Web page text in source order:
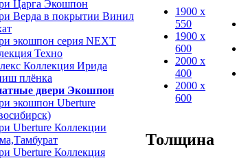
Царга Экошпон
Верда в покрытии Винил
экошпон серия NEXT
Техно
Коллекция Ирида
плёнка
двери Экошпон
экошпон Uberture
Uberture Коллекции
Uberture Коллекция
1900 х
550
1900 х
600
2000 х
400
2000 х
600
Толщина